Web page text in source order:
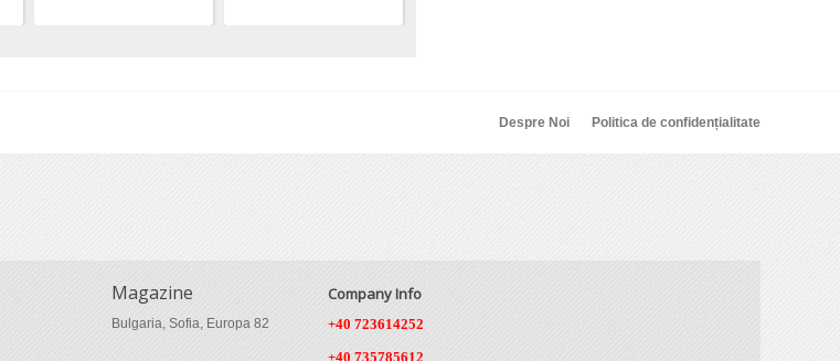
Despre Noi Politica de confidențialitate
Magazine
Bulgaria, Sofia, Europa 82
Company Info
+40 723614252
+40 735785612